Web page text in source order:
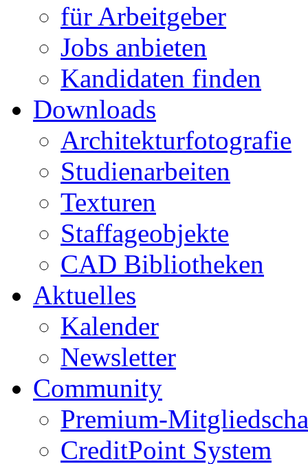
für Arbeitgeber
Jobs anbieten
Kandidaten finden
Downloads
Architekturfotografie
Studienarbeiten
Texturen
Staffageobjekte
CAD Bibliotheken
Aktuelles
Kalender
Newsletter
Community
Premium-
CreditPoint System